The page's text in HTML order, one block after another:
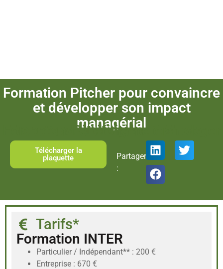
Formation Pitcher pour convaincre
et développer son impact
managérial
Formation Pitching pour Manager Toulouse et visioconférence : apprendre le pitch et l'art de pitcher
Télécharger la
plaquette
Partager
:
Tarifs*
Formation INTER
Particulier / Indépendant** : 200 €
Entreprise : 670 €